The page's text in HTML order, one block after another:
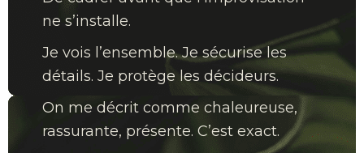
ne s’installe.
Je vois l’ensemble. Je sécurise les
détails. Je protège les décideurs.
On me décrit comme chaleureuse,
rassurante, présente. C’est exact.